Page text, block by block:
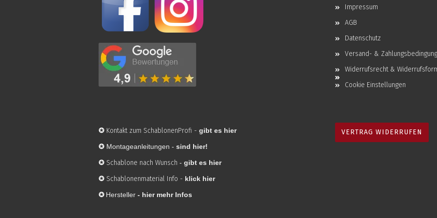
Impressum
AGB
Datenschutz
Versand- &
Widerrufsrecht &
Cookie Einstellungen
✪ Kontakt zum SchablonenProfi - gibt es hier
✪ Montageanleitungen - sind hier!
✪ Schablone nach Wunsch - gibt es hier
✪ Schablonenmaterial Info - klick hier
✪ Hersteller - hier mehr Infos
VERTRAG WIDERRUFEN